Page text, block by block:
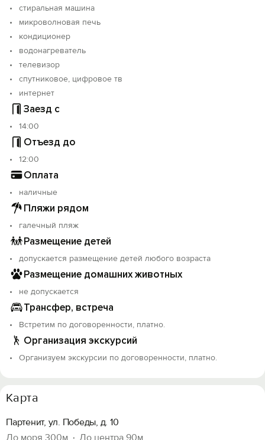
стиральная машина
микроволновая печь
кондиционер
водонагреватель
телевизор
спутниковое, цифровое тв
интернет
Заезд с
14:00
Отъезд до
12:00
Оплата
наличные
Пляжи рядом
галечный пляж
Размещение детей
допускается размещение детей любого возраста
Размещение домашних животных
не допускается
Трансфер, встреча
Встретим по договоренности, платно.
Организация экскурсий
Организуем экскурсии по договоренности, платно.
Карта
Партенит, ул. Победы, д. 10
До моря 300м
До центра 90м